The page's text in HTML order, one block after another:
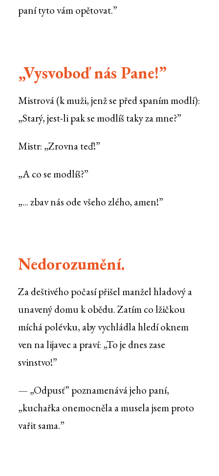
paní tyto vám opětovat.”
„Vysvoboď nás Pane!”
Mistrová (k muži, jenž se před spaním modlí):
„Starý, jest-li pak se modlíš taky za mne?”
Mistr: „Zrovna teď!”
„A co se modlíš?”
„... zbav nás ode všeho zlého, amen!”
Nedorozumění.
Za deštivého počasí přišel manžel hladový a
unavený domu k obědu. Zatím co lžičkou
míchá polévku, aby vychládla hledí oknem
ven na lijavec a praví: „To je dnes zase
svinstvo!”
— „Odpusť” poznamenává jeho paní,
„kuchařka onemocněla a musela jsem proto
vařit sama.”